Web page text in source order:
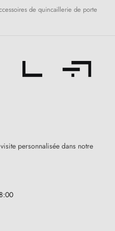
de quincaillerie de porte
personnalisée dans notre